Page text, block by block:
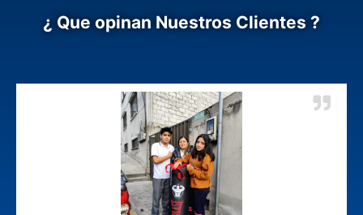
¿ Que opinan Nuestros Clientes ?